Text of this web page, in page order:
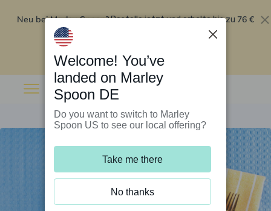
Neu bei Marley Spoon?Bestelle jetzt und erhalte bis zu 76 €
Rabatt auf deine ersten fünf Boxen
Welcome! You’ve
landed on Marley
Spoon DE
Do you want to switch to Marley
Spoon US to see our local offering?
Take me there
No thanks